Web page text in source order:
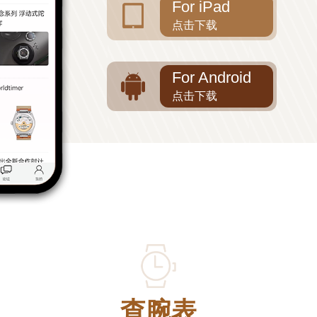
For iPad
点击下载
For Android
点击下载
查腕表